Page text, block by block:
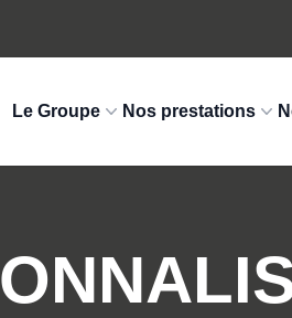
Le Groupe
Nos prestations